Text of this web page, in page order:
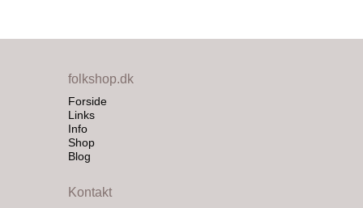
folkshop.dk
Forside
Links
Info
Shop
Blog
Kontakt